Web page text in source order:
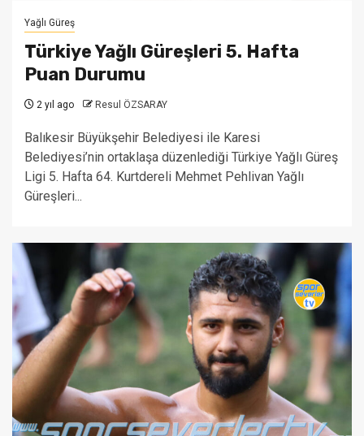
Yağlı Güreş
Türkiye Yağlı Güreşleri 5. Hafta
Puan Durumu
2 yıl ago Resul ÖZSARAY
Balıkesir Büyükşehir Belediyesi ile Karesi
Belediyesi’nin ortaklaşa düzenlediği Türkiye Yağlı Güreş
Ligi 5. Hafta 64. Kurtdereli Mehmet Pehlivan Yağlı
Güreşleri...